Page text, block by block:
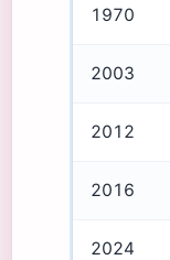
1970
2003
2012
2016
2024